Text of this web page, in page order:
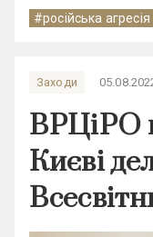
#російська
Заходи
ВРЦіРО
Києві